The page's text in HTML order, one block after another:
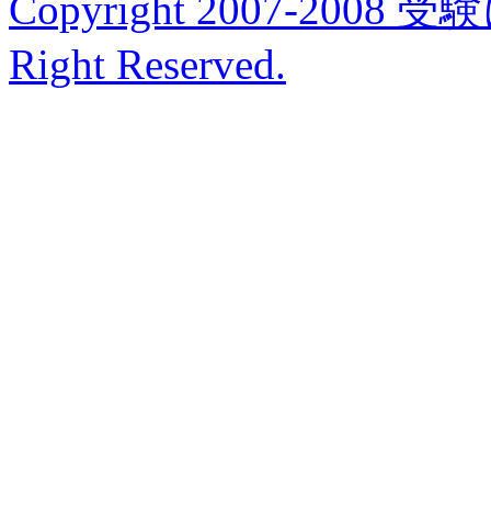
Right Reserved.